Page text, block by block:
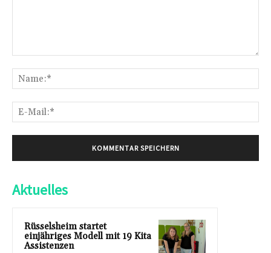
Aktuelles
Rüsselsheim startet
einjähriges Modell mit 19 Kita
Assistenzen